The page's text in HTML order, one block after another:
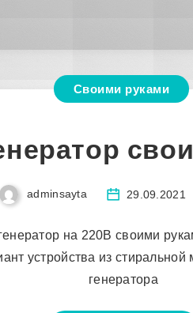
Своими руками
adminsayta 29.09.2021
на 220В своими
устройства из
генератора